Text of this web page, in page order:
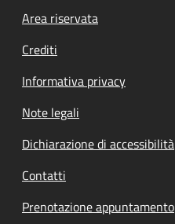
Footer menu
Area riservata
Crediti
Informativa privacy
Note legali
Dichiarazione di accessibilità
Contatti
Prenotazione appuntamento